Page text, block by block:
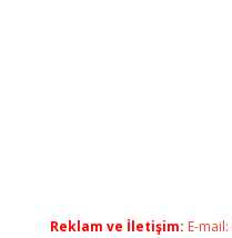
Reklam ve İletişim: E-mail: